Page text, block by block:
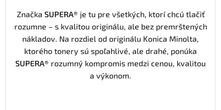
Značka SUPERA® je tu pre všetkých, ktorí chcú tlačiť
rozumne – s kvalitou originálu, ale bez premrštených
nákladov. Na rozdiel od originálu Konica Minolta,
ktorého tonery sú spoľahlivé, ale drahé, ponúka
SUPERA® rozumný kompromis medzi cenou, kvalitou
a výkonom.